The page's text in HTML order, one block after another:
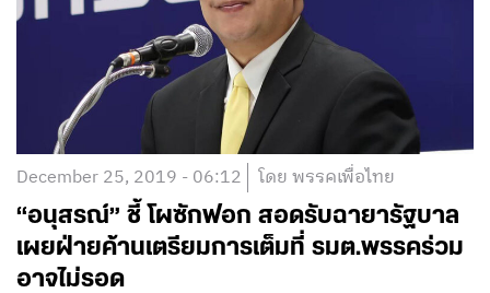
December 25, 2019 - 06:12 โดย พรรคเพื่อไทย
“อนุสรณ์” ชี้ โผซักฟอก สอดรับฉายารัฐบาล
เผยฝ่ายค้านเตรียมการเต็มที่ รมต.พรรคร่วม
อาจไม่รอด